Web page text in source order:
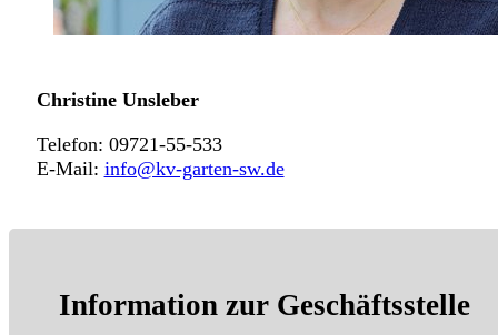
Christine Unsleber
Telefon: 09721-55-533
E-Mail: info@kv-garten-sw.de
Information zur Geschäftsstelle